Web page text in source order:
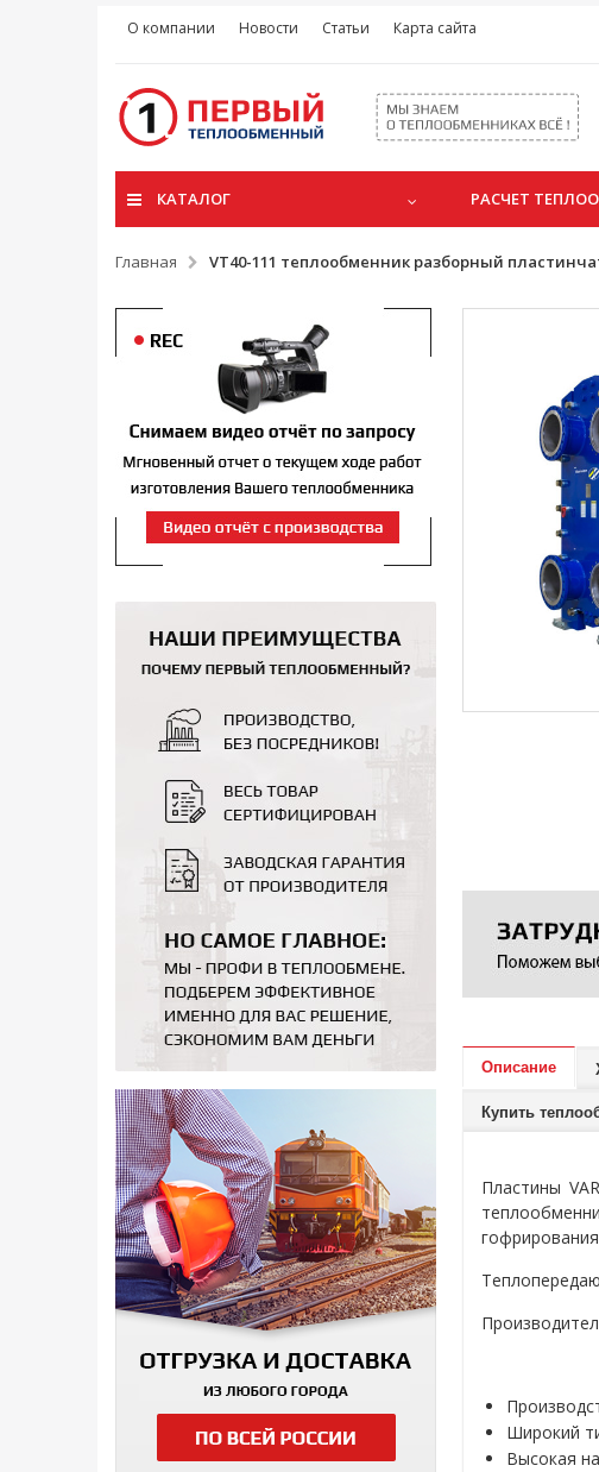
О компании Новости Статьи Карта сайта
КАТАЛОГ РАСЧЕТ
Главная VT40-111 теплообменник разборный
Описание
Купить
Пластины
Широкий
Высокая